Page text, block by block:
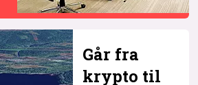
Går fra
krypto til